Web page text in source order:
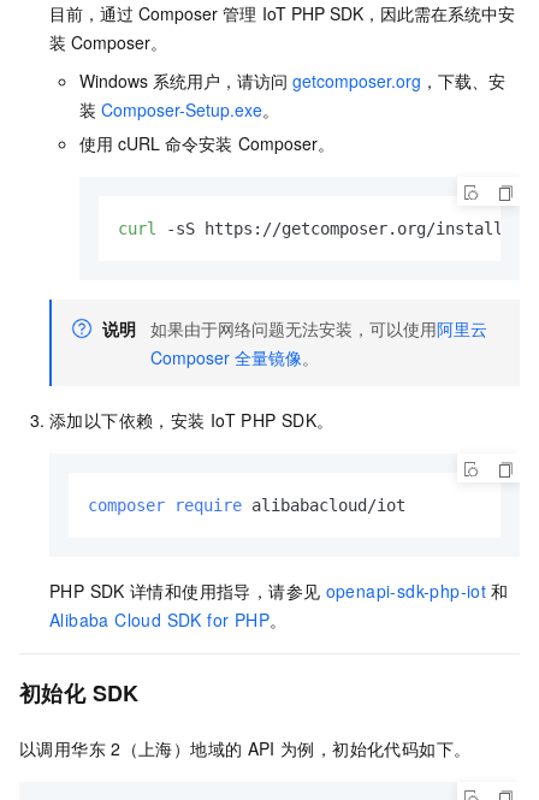
目前，通过 Composer 管理 IoT PHP SDK，因此需在系统中安
装 Composer。
Windows 系统用户，请访问 getcomposer.org ，下载、安
装 Composer-Setup.exe。
使用 cURL 命令安装 Composer。
curl -sS https://getcomposer.org/installer
说明 如果由于网络问题无法安装，可以使用阿里云
Composer 全量镜像。
添加以下依赖，安装 IoT PHP SDK。
composer require alibabacloud/iot
PHP SDK 详情和使用指导，请参见 openapi-sdk-php-iot 和
Alibaba Cloud SDK for PHP。
初始化 SDK
以调用华东 2（上海）地域的 API 为例，初始化代码如下。